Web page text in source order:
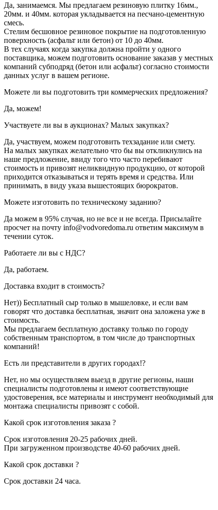
Да, занимаемся. Мы предлагаем резиновую плитку 16мм.,
20мм. и 40мм. которая укладывается на песчано-цементную
смесь.
Стелим бесшовное резиновое покрытие на подготовленную
поверхность (асфальт или бетон) от 10 до 40мм.
В тех случаях когда закупка должна пройти у одного
поставщика, можем подготовить основание заказав у местных
компаний субподряд (бетон или асфальт) согласно стоимости
данных услуг в вашем регионе.
Можете ли вы подготовить три коммерческих предложения?
Да, можем!
Участвуете ли вы в аукционах? Малых закупках?
Да, участвуем, можем подготовить техзадание или смету.
На малых закупках желательно что бы вы откликнулись на
наше предложение, ввиду того что часто перебивают
стоимость и привозят неликвидную продукцию, от которой
приходится отказываться и терять время и средства. Или
принимать, в виду указа вышестоящих бюрократов.
Можете изготовить по техническому заданию?
Да можем в 95% случая, но не все и не всегда. Присылайте
просчет на почту info@vodvoredoma.ru ответим максимум в
течении суток.
Работаете ли вы с НДС?
Да, работаем.
Доставка входит в стоимость?
Нет)) Бесплатный сыр только в мышеловке, и если вам
говорят что доставка бесплатная, значит она заложена уже в
стоимость.
Мы предлагаем бесплатную доставку только по городу
собственным транспортом, в том числе до транспортных
компаний!
Есть ли представители в других городах!?
Нет, но мы осуществляем выезд в другие регионы, наши
специалисты подготовлены и имеют соответствующие
удостоверения, все материалы и инструмент необходимый для
монтажа специалисты привозят с собой.
Какой срок изготовления заказа ?
Срок изготовления 20-25 рабочих дней.
При загруженном производстве 40-60 рабочих дней.
Какой срок доставки ?
Срок доставки 24 часа.